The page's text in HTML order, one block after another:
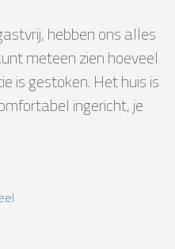
hebben ons alles
meteen zien hoeveel
is gestoken. Het huis is
ingericht, je